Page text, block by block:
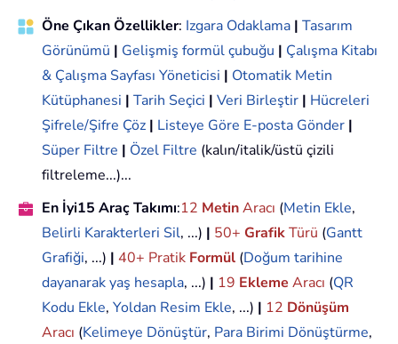
Öne Çıkan Özellikler: Izgara Odaklama | Tasarım
Görünümü | Gelişmiş formül çubuğu | Çalışma Kitabı
& Çalışma Sayfası Yöneticisi | Otomatik Metin
Kütüphanesi | Tarih Seçici | Veri Birleştir | Hücreleri
Şifrele/Şifre Çöz | Listeye Göre E-posta Gönder |
Süper Filtre | Özel Filtre (kalın/italik/üstü çizili
filtreleme...)...
En İyi15 Araç Takımı:12 MetinAracı (Metin Ekle,
Belirli Karakterleri Sil, ...) | 50+ GrafikTürü (Gantt
Grafiği, ...) | 40+ Pratik Formül (Doğum tarihine
dayanarak yaş hesapla, ...) | 19 Ekleme Aracı (QR
Kodu Ekle, Yoldan Resim Ekle, ...) | 12 Dönüşüm
Aracı (Kelimeye Dönüştür, Para Birimi Dönüştürme,